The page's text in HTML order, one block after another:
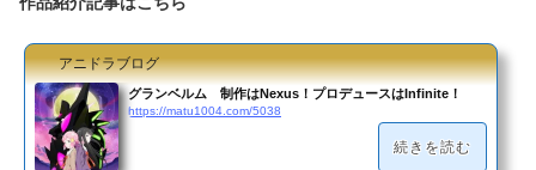
アニドラブログ
グランベルム 制作はNexus！プロデュースはInfinite！
https://matu1004.com/5038
続きを読む